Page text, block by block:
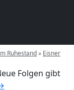
Ruhestand» Eisner
Folgen gibt